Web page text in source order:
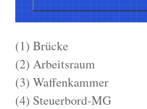
(1) Brücke
(2) Arbeitsraum
(3) Waffenkammer
(4) Steuerbord-MG